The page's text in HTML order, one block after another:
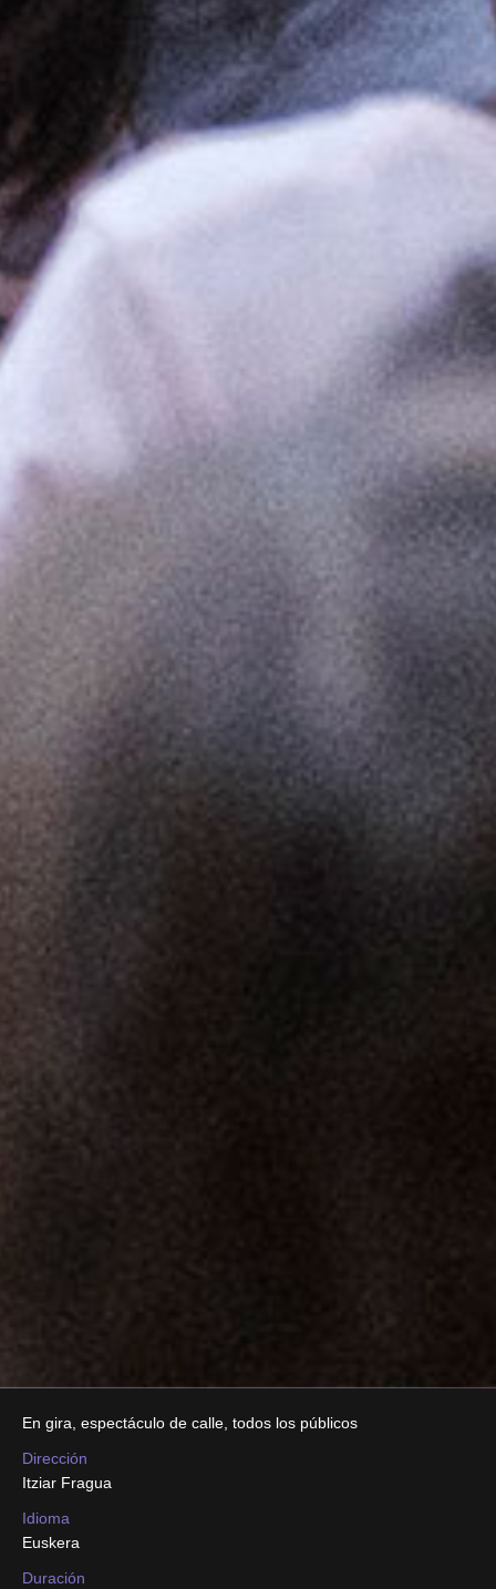
En gira espectáculo de calle todos los públicos
Dirección
Itziar Fragua
Idioma
Euskera
Duración